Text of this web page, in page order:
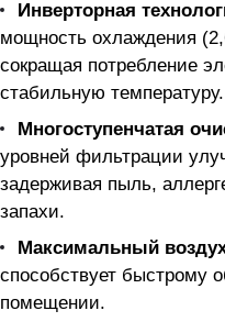
Инверторная
мощность охлаждения
сокращая потребление
стабильную температуру.
Многоступенчатая
уровней фильтрации
задерживая пыль,
запахи.
Максимальный
способствует быстрому
помещении.